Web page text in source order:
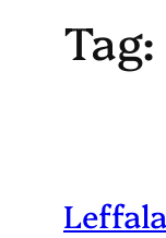
Tag: